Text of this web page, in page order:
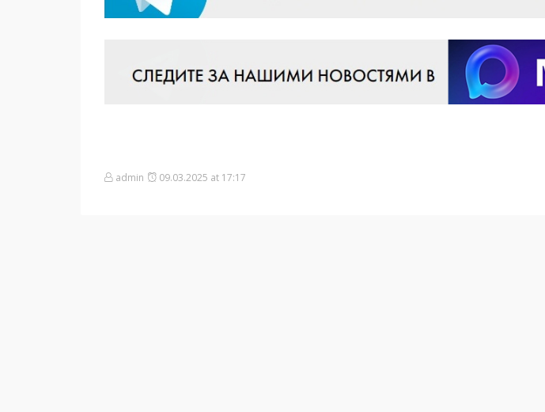
admin 09.03.2025 at 17:17